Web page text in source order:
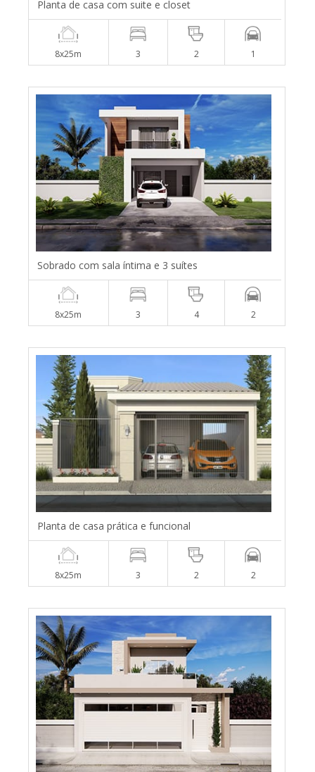
Planta de casa com suite e closet
8x25m 3 2 1
Sobrado com sala íntima e 3 suítes
8x25m 3 4 2
Planta de casa prática e funcional
8x25m 3 2 2